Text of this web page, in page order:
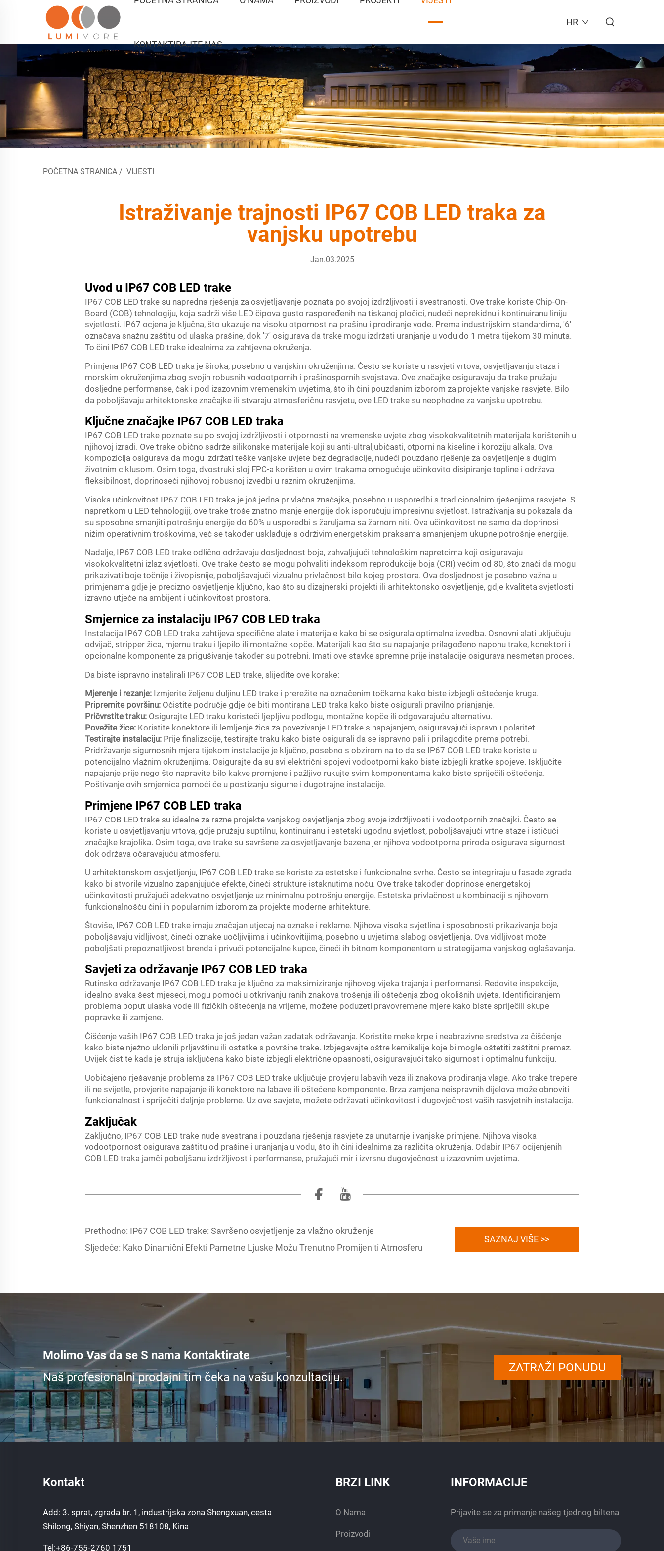
KONTAKTIRAJTE NAS
HR
POČETNA STRANICA / VIJESTI
Istraživanje trajnosti IP67 COB LED traka za
vanjsku upotrebu
Jan.03.2025
Uvod u IP67 COB LED trake
IP67 COB LED trake su napredna rješenja za osvjetljavanje poznata po svojoj izdržljivosti i svestranosti. Ove trake koriste Chip-On-
Board (COB) tehnologiju, koja sadrži više LED čipova gusto raspoređenih na tiskanoj pločici, nudeći neprekidnu i kontinuiranu liniju
svjetlosti. IP67 ocjena je ključna, što ukazuje na visoku otpornost na prašinu i prodiranje vode. Prema industrijskim standardima, '6'
označava snažnu zaštitu od ulaska prašine, dok '7' osigurava da trake mogu izdržati uranjanje u vodu do 1 metra tijekom 30 minuta.
To čini IP67 COB LED trake idealnima za zahtjevna okruženja.
Primjena IP67 COB LED traka je široka, posebno u vanjskim okruženjima. Često se koriste u rasvjeti vrtova, osvjetljavanju staza i
morskim okruženjima zbog svojih robusnih vodootpornih i prašinospornih svojstava. Ove značajke osiguravaju da trake pružaju
dosljedne performanse, čak i pod izazovnim vremenskim uvjetima, što ih čini pouzdanim izborom za projekte vanjske rasvjete. Bilo
da poboljšavaju arhitektonske značajke ili stvaraju atmosferičnu rasvjetu, ove LED trake su neophodne za vanjsku upotrebu.
Ključne značajke IP67 COB LED traka
IP67 COB LED trake poznate su po svojoj izdržljivosti i otpornosti na vremenske uvjete zbog visokokvalitetnih materijala korištenih u
njihovoj izradi. Ove trake obično sadrže silikonske materijale koji su anti-ultraljubičasti, otporni na kiseline i koroziju alkala. Ova
kompozicija osigurava da mogu izdržati teške vanjske uvjete bez degradacije, nudeći pouzdano rješenje za osvjetljenje s dugim
životnim ciklusom. Osim toga, dvostruki sloj FPC-a korišten u ovim trakama omogućuje učinkovito disipiranje topline i održava
fleksibilnost, doprinoseći njihovoj robusnoj izvedbi u raznim okruženjima.
Visoka učinkovitost IP67 COB LED traka je još jedna privlačna značajka, posebno u usporedbi s tradicionalnim rješenjima rasvjete. S
napretkom u LED tehnologiji, ove trake troše znatno manje energije dok isporučuju impresivnu svjetlost. Istraživanja su pokazala da
su sposobne smanjiti potrošnju energije do 60% u usporedbi s žaruljama sa žarnom niti. Ova učinkovitost ne samo da doprinosi
nižim operativnim troškovima, već se također usklađuje s održivim energetskim praksama smanjenjem ukupne potrošnje energije.
Nadalje, IP67 COB LED trake odlično održavaju dosljednost boja, zahvaljujući tehnološkim napretcima koji osiguravaju
visokokvalitetni izlaz svjetlosti. Ove trake često se mogu pohvaliti indeksom reprodukcije boja (CRI) većim od 80, što znači da mogu
prikazivati boje točnije i živopisnije, poboljšavajući vizualnu privlačnost bilo kojeg prostora. Ova dosljednost je posebno važna u
primjenama gdje je precizno osvjetljenje ključno, kao što su dizajnerski projekti ili arhitektonsko osvjetljenje, gdje kvaliteta svjetlosti
izravno utječe na ambijent i učinkovitost prostora.
Smjernice za instalaciju IP67 COB LED traka
Instalacija IP67 COB LED traka zahtijeva specifične alate i materijale kako bi se osigurala optimalna izvedba. Osnovni alati uključuju
odvijač, stripper žica, mjernu traku i ljepilo ili montažne kopče. Materijali kao što su napajanje prilagođeno naponu trake, konektori i
opcionalne komponente za prigušivanje također su potrebni. Imati ove stavke spremne prije instalacije osigurava nesmetan proces.
Da biste ispravno instalirali IP67 COB LED trake, slijedite ove korake:
Mjerenje i rezanje: Izmjerite željenu duljinu LED trake i prerežite na označenim točkama kako biste izbjegli oštećenje kruga.
Pripremite površinu: Očistite područje gdje će biti montirana LED traka kako biste osigurali pravilno prianjanje.
Pričvrstite traku: Osigurajte LED traku koristeći ljepljivu podlogu, montažne kopče ili odgovarajuću alternativu.
Povežite žice: Koristite konektore ili lemljenje žica za povezivanje LED trake s napajanjem, osiguravajući ispravnu polaritet.
Testirajte instalaciju: Prije finalizacije, testirajte traku kako biste osigurali da se ispravno pali i prilagodite prema potrebi.
Pridržavanje sigurnosnih mjera tijekom instalacije je ključno, posebno s obzirom na to da se IP67 COB LED trake koriste u
potencijalno vlažnim okruženjima. Osigurajte da su svi električni spojevi vodootporni kako biste izbjegli kratke spojeve. Isključite
napajanje prije nego što napravite bilo kakve promjene i pažljivo rukujte svim komponentama kako biste spriječili oštećenja.
Poštivanje ovih smjernica pomoći će u postizanju sigurne i dugotrajne instalacije.
Primjene IP67 COB LED traka
IP67 COB LED trake su idealne za razne projekte vanjskog osvjetljenja zbog svoje izdržljivosti i vodootpornih značajki. Često se
koriste u osvjetljavanju vrtova, gdje pružaju suptilnu, kontinuiranu i estetski ugodnu svjetlost, poboljšavajući vrtne staze i ističući
značajke krajolika. Osim toga, ove trake su savršene za osvjetljavanje bazena jer njihova vodootporna priroda osigurava sigurnost
dok održava očaravajuću atmosferu.
U arhitektonskom osvjetljenju, IP67 COB LED trake se koriste za estetske i funkcionalne svrhe. Često se integriraju u fasade zgrada
kako bi stvorile vizualno zapanjujuće efekte, čineći strukture istaknutima noću. Ove trake također doprinose energetskoj
učinkovitosti pružajući adekvatno osvjetljenje uz minimalnu potrošnju energije. Estetska privlačnost u kombinaciji s njihovom
funkcionalnošću čini ih popularnim izborom za projekte moderne arhitekture.
Štoviše, IP67 COB LED trake imaju značajan utjecaj na oznake i reklame. Njihova visoka svjetlina i sposobnosti prikazivanja boja
poboljšavaju vidljivost, čineći oznake uočljivijima i učinkovitijima, posebno u uvjetima slabog osvjetljenja. Ova vidljivost može
poboljšati prepoznatljivost brenda i privući potencijalne kupce, čineći ih bitnom komponentom u strategijama vanjskog oglašavanja.
Savjeti za održavanje IP67 COB LED traka
Rutinsko održavanje IP67 COB LED traka je ključno za maksimiziranje njihovog vijeka trajanja i performansi. Redovite inspekcije,
idealno svaka šest mjeseci, mogu pomoći u otkrivanju ranih znakova trošenja ili oštećenja zbog okolišnih uvjeta. Identificiranjem
problema poput ulaska vode ili fizičkih oštećenja na vrijeme, možete poduzeti pravovremene mjere kako biste spriječili skupe
popravke ili zamjene.
Čišćenje vaših IP67 COB LED traka je još jedan važan zadatak održavanja. Koristite meke krpe i neabrazivne sredstva za čišćenje
kako biste nježno uklonili prljavštinu ili ostatke s površine trake. Izbjegavajte oštre kemikalije koje bi mogle oštetiti zaštitni premaz.
Uvijek čistite kada je struja isključena kako biste izbjegli električne opasnosti, osiguravajući tako sigurnost i optimalnu funkciju.
Uobičajeno rješavanje problema za IP67 COB LED trake uključuje provjeru labavih veza ili znakova prodiranja vlage. Ako trake trepere
ili ne svijetle, provjerite napajanje ili konektore na labave ili oštećene komponente. Brza zamjena neispravnih dijelova može obnoviti
funkcionalnost i spriječiti daljnje probleme. Uz ove savjete, možete održavati učinkovitost i dugovječnost vaših rasvjetnih instalacija.
Zaključak
Zaključno, IP67 COB LED trake nude svestrana i pouzdana rješenja rasvjete za unutarnje i vanjske primjene. Njihova visoka
vodootpornost osigurava zaštitu od prašine i uranjanja u vodu, što ih čini idealnima za različita okruženja. Odabir IP67 ocijenjenih
COB LED traka jamči poboljšanu izdržljivost i performanse, pružajući mir i izvrsnu dugovječnost u izazovnim uvjetima.
Prethodno: IP67 COB LED trake: Savršeno osvjetljenje za vlažno okruženje
Sljedeće: Kako Dinamični Efekti Pametne Ljuske Možu Trenutno Promijeniti Atmosferu
SAZNAJ VIŠE >>
Molimo Vas da se S nama Kontaktirate
Naš profesionalni prodajni tim čeka na vašu konzultaciju.
ZATRAŽI PONUDU
Kontakt
Add: 3. sprat, zgrada br. 1, industrijska zona Shengxuan, cesta
Shilong, Shiyan, Shenzhen 518108, Kina
Tel:+86-755-2760 1751
BRZI LINK
O Nama
Proizvodi
INFORMACIJE
Prijavite se za primanje našeg tjednog biltena